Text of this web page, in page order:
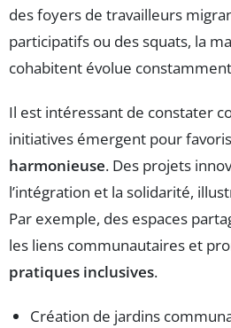
des foyers de travailleurs
participatifs ou des squats, la
cohabitent évolue
Il est intéressant de constater
initiatives émergent pour
harmonieuse. Des projets
l’intégration et la solidarité,
Par exemple, des espaces
les liens communautaires et
pratiques inclusives.
Création de jardins